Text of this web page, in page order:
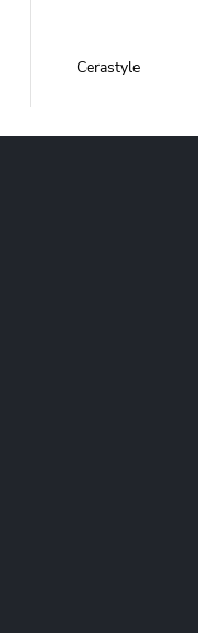
Cerastyle